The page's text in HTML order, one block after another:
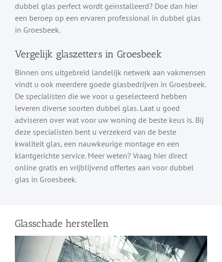
dubbel glas perfect wordt geïnstalleerd? Doe dan hier
een beroep op een ervaren professional in dubbel glas
in Groesbeek.
Vergelijk glaszetters in Groesbeek
Binnen ons uitgebreid landelijk netwerk aan vakmensen
vindt u ook meerdere goede glasbedrijven in Groesbeek.
De specialisten die we voor u geselecteerd hebben
leveren diverse soorten dubbel glas. Laat u goed
adviseren over wat voor uw woning de beste keus is. Bij
deze specialisten bent u verzekerd van de beste
kwaliteit glas, een nauwkeurige montage en een
klantgerichte service. Meer weten? Vraag hier direct
online gratis en vrijblijvend offertes aan voor dubbel
glas in Groesbeek.
Glasschade herstellen